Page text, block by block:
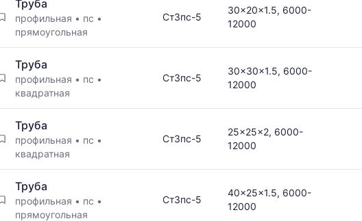
Труба
профильная • пс •
прямоугольная
Ст3пс-5
30x20x1.5, 6000-
12000
Труба
профильная • пс •
квадратная
Ст3пс-5
30x30x1.5, 6000-
12000
Труба
профильная • пс •
квадратная
Ст3пс-5
25x25x2, 6000-
12000
Труба
профильная • пс •
прямоугольная
Ст3пс-5
40x25x1.5, 6000-
12000